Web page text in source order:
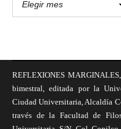
REFLEXIONES
bimestral, editada por la
Ciudad Universitaria, Alcaldía
través de la Facultad de